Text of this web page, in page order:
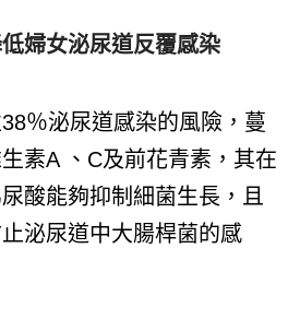
婦女泌尿道反覆感染
％泌尿道感染的風險，蔓
素A 、C及前花青素，其在
酸能夠抑制細菌生長，且
泌尿道中大腸桿菌的感